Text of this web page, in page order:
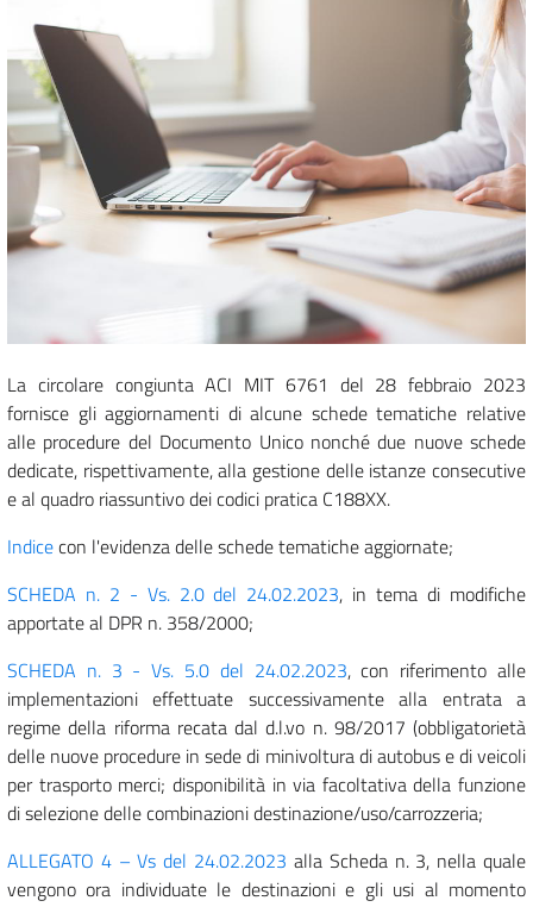
La circolare congiunta ACI MIT 6761 del 28 febbraio 2023
fornisce gli aggiornamenti di alcune schede tematiche relative
alle procedure del Documento Unico nonché due nuove schede
dedicate, rispettivamente, alla gestione delle istanze consecutive
e al quadro riassuntivo dei codici pratica C188XX.
Indicecon l'evidenza delle schede tematiche aggiornate;
SCHEDA n. 2 - Vs. 2.0 del 24.02.2023, in tema di modifiche
apportate al DPR n. 358/2000;
SCHEDA n. 3 - Vs. 5.0 del 24.02.2023, con riferimento alle
implementazioni effettuate successivamente alla entrata a
regime della riforma recata dal d.l.vo n. 98/2017 (obbligatorietà
delle nuove procedure in sede di minivoltura di autobus e di veicoli
per trasporto merci; disponibilità in via facoltativa della funzione
di selezione delle combinazioni destinazione/uso/carrozzeria;
ALLEGATO 4 – Vs del 24.02.2023 alla Scheda n. 3, nella quale
vengono ora individuate le destinazioni e gli usi al momento